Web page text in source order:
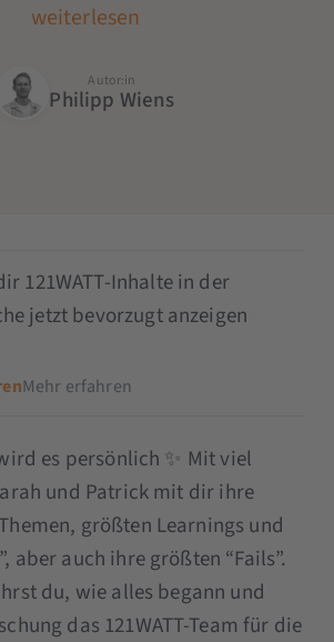
weiterlesen
Autor:in
Philipp Wiens
121WATT-Inhalte in der
jetzt bevorzugt anzeigen
Mehr erfahren
es persönlich ✨ Mit viel
und Patrick mit dir ihre
größten Learnings und
aber auch ihre größten “Fails”.
du, wie alles begann und
das 121WATT-Team für die